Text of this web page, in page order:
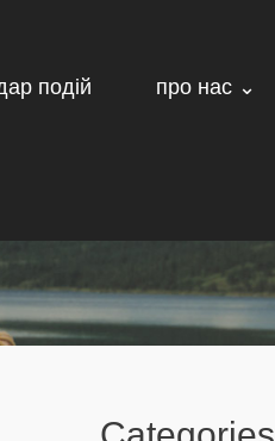
подій про нас ⌄